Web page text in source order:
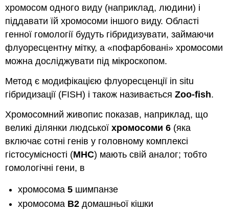
хромосом одного виду (наприклад, людини) і
піддавати їй хромосоми іншого виду. Області
генної гомології будуть гібридизувати, займаючи
флуоресцентну мітку, а «пофарбовані» хромосоми
можна досліджувати під мікроскопом.
Метод є модифікацією флуоресценції in situ
гібридизації (FISH) і також називаєтьсяZoo-fish.
Хромосомний живопис показав, наприклад, що
великі ділянки людськоїхромосоми 6 (яка
включає сотні генів у головному комплексі
гістосумісності (MHC) мають свій аналог; тобто
гомологічні гени, в
хромосома5 шимпанзе
хромосома В2 домашньої кішки